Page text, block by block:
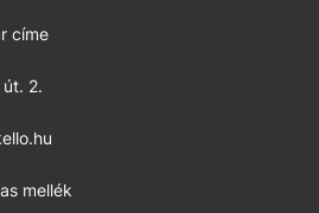
címe
2.
mellék